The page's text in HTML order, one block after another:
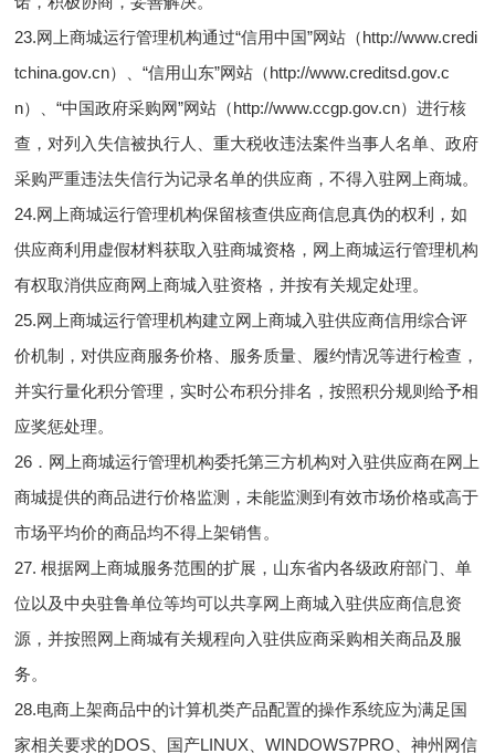
23.网上商城运行管理机构通过“信用中国”网站（http://www.credi
tchina.gov.cn）、“信用山东”网站（http://www.creditsd.gov.c
n）、“中国政府采购网”网站（http://www.ccgp.gov.cn）进行核
查，对列入失信被执行人、重大税收违法案件当事人名单、政府
采购严重违法失信行为记录名单的供应商，不得入驻网上商城。
24.网上商城运行管理机构保留核查供应商信息真伪的权利，如
供应商利用虚假材料获取入驻商城资格，网上商城运行管理机构
有权取消供应商网上商城入驻资格，并按有关规定处理。
25.网上商城运行管理机构建立网上商城入驻供应商信用综合评
价机制，对供应商服务价格、服务质量、履约情况等进行检查，
并实行量化积分管理，实时公布积分排名，按照积分规则给予相
应奖惩处理。
26．网上商城运行管理机构委托第三方机构对入驻供应商在网上
商城提供的商品进行价格监测，未能监测到有效市场价格或高于
市场平均价的商品均不得上架销售。
27. 根据网上商城服务范围的扩展，山东省内各级政府部门、单
位以及中央驻鲁单位等均可以共享网上商城入驻供应商信息资
源，并按照网上商城有关规程向入驻供应商采购相关商品及服
务。
28.电商上架商品中的计算机类产品配置的操作系统应为满足国
家相关要求的DOS、国产LINUX、WINDOWS7PRO、神州网信